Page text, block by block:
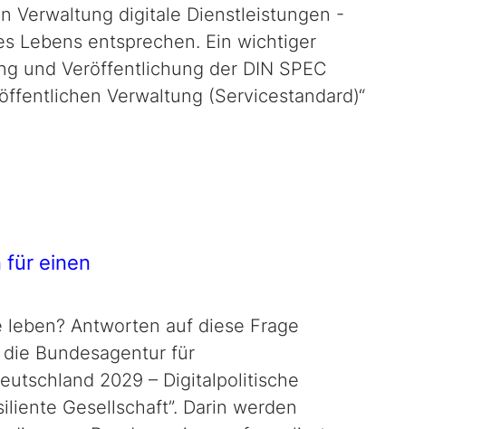
Verwaltung digitale Dienstleistungen -
Lebens entsprechen. Ein wichtiger
und Veröffentlichung der DIN SPEC
Verwaltung (Servicestandard)“
für einen
Antworten auf diese Frage
Bundesagentur für
2029 – Digitalpolitische
Gesellschaft”. Darin werden